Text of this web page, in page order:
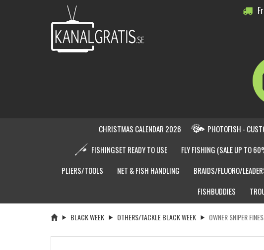
CHRISTMAS CALENDAR 2026 PHOTOFISH -
FISHINGSET READY TO USE
FLY FISHING (SALE UP TO
PLIERS/TOOLS
NET & FISH HANDLING BRAIDS/FLUORO/
FISHBUDDIES
BLACK WEEK OTHERS/TACKLE BLACK WEEK OWNER SNIPER